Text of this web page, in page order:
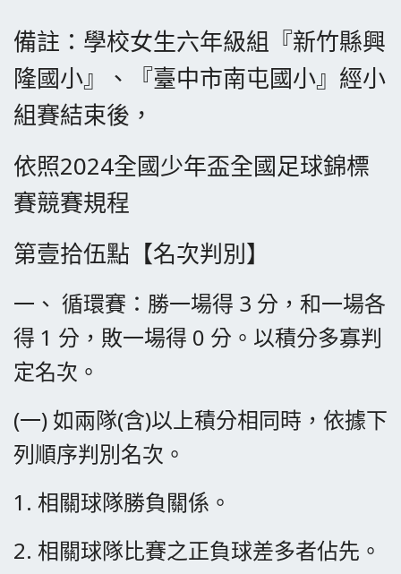
備註：學校女生六年級組『新竹縣興
隆國小』、『臺中市南屯國小』經小
組賽結束後，
依照2024全國少年盃全國足球錦標
賽競賽規程
第壹拾伍點【名次判別】
一、 循環賽：勝一場得 3 分，和一場各
得 1 分，敗一場得 0 分。以積分多寡判
定名次。
(一) 如兩隊(含)以上積分相同時，依據下
列順序判別名次。
1. 相關球隊勝負關係。
2. 相關球隊比賽之正負球差多者佔先。